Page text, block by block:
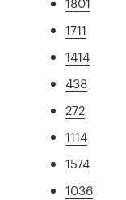
1711
1414
438
272
1114
1574
1036